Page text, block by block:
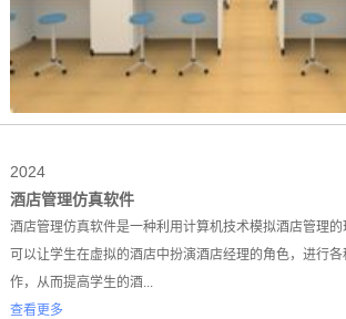
2024
酒店管理仿真软件
酒店管理仿真软件是一种利用计算机技术模拟酒店管理
可以让学生在虚拟的酒店中扮演酒店经理的角色，进行
作，从而提高学生的酒...
查看更多